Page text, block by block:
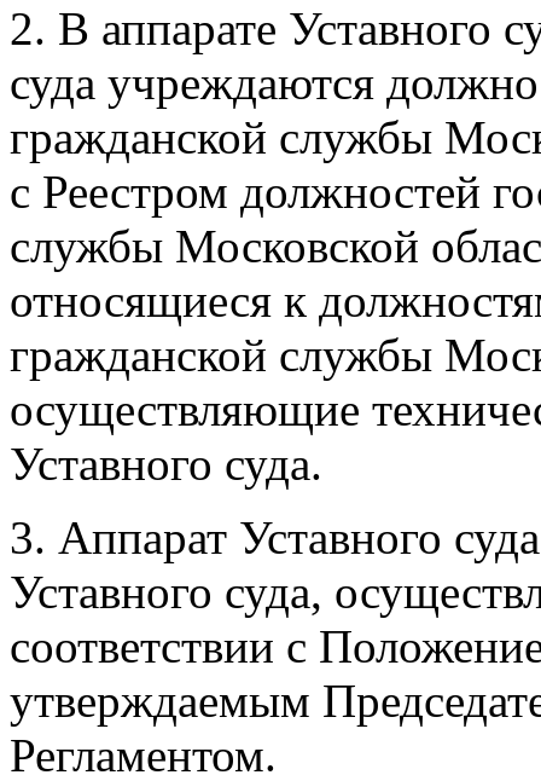
2. В аппарате Уставного
суда учреждаются
гражданской службы
с Реестром должностей
службы Московской
относящиеся к
гражданской службы
осуществляющие
Уставного суда.
3. Аппарат Уставного
Уставного суда,
соответствии с
утверждаемым
Регламентом.